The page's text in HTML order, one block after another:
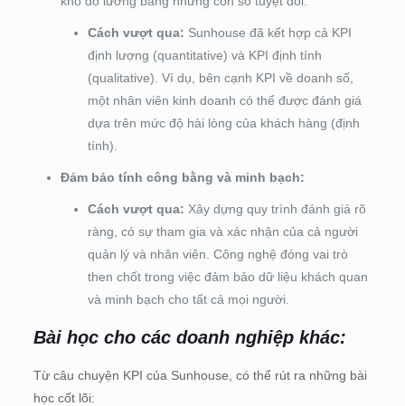
Cách vượt qua: Sunhouse đã kết hợp cả KPI
định lượng (quantitative) và KPI định tính
(qualitative). Ví dụ, bên cạnh KPI về doanh số,
một nhân viên kinh doanh có thể được đánh giá
dựa trên mức độ hài lòng của khách hàng (định
tính).
Đảm bảo tính công bằng và minh bạch:
Cách vượt qua: Xây dựng quy trình đánh giá rõ
ràng, có sự tham gia và xác nhận của cả người
quản lý và nhân viên. Công nghệ đóng vai trò
then chốt trong việc đảm bảo dữ liệu khách quan
và minh bạch cho tất cả mọi người.
Bài học cho các doanh nghiệp khác:
Từ câu chuyện KPI của Sunhouse, có thể rút ra những bài
học cốt lõi: